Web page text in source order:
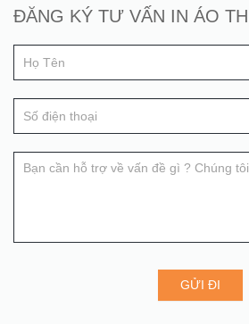
tư
If
are
human,
leave
this
blank.
ĐĂNG KÝ TƯ VẤN IN ÁO
GỬI ĐI